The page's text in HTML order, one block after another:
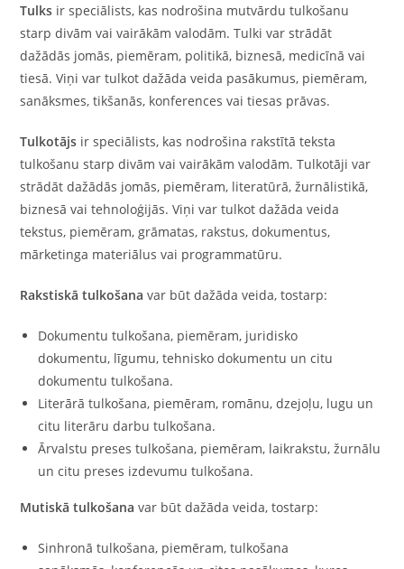
Tulks ir speciālists, kas nodrošina mutvārdu tulkošanu
starp divām vai vairākām valodām. Tulki var strādāt
dažādās jomās, piemēram, politikā, biznesā, medicīnā vai
tiesā. Viņi var tulkot dažāda veida pasākumus, piemēram,
sanāksmes, tikšanās, konferences vai tiesas prāvas.
Tulkotājs ir speciālists, kas nodrošina rakstītā teksta
tulkošanu starp divām vai vairākām valodām. Tulkotāji var
strādāt dažādās jomās, piemēram, literatūrā, žurnālistikā,
biznesā vai tehnoloģijās. Viņi var tulkot dažāda veida
tekstus, piemēram, grāmatas, rakstus, dokumentus,
mārketinga materiālus vai programmatūru.
Rakstiskā tulkošana var būt dažāda veida, tostarp:
Dokumentu tulkošana, piemēram, juridisko
dokumentu, līgumu, tehnisko dokumentu un citu
dokumentu tulkošana.
Literārā tulkošana, piemēram, romānu, dzejoļu, lugu un
citu literāru darbu tulkošana.
Ārvalstu preses tulkošana, piemēram, laikrakstu, žurnālu
un citu preses izdevumu tulkošana.
Mutiskā tulkošana var būt dažāda veida, tostarp:
Sinhronā tulkošana, piemēram, tulkošana